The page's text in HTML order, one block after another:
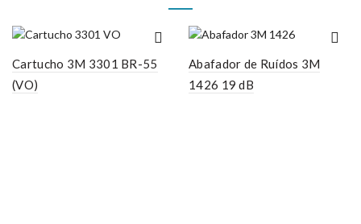
Cartucho 3M 3301 BR-55
(VO)
Abafador de Ruídos 3M
1426 19 dB